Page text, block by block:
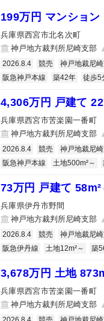
199万円 マンション
兵庫県西宮市北名次町
神戸地方裁判所尼崎支部
2026.8.4 競売 神戸地裁尼
阪急神戸本線
築42年 徒歩5
4,306万円 戸建て
兵庫県西宮市苦楽園一番町
神戸地方裁判所尼崎支部
2026.8.4 競売 神戸地裁尼
阪急神戸本線
土地500m²～
73万円 戸建て 58m²
兵庫県伊丹市野間
神戸地方裁判所尼崎支部
2026.8.4 競売 神戸地裁尼
阪急伊丹線
土地12m²～ 築
3,678万円 土地
兵庫県西宮市苦楽園一番町
神戸地方裁判所尼崎支部